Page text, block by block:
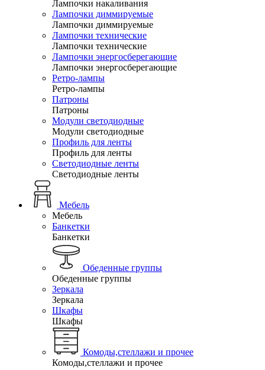
Лампочки накаливания
Лампочки диммируемые
Лампочки диммируемые
Лампочки технические
Лампочки технические
Лампочки энергосберегающие
Лампочки энергосберегающие
Ретро-лампы
Ретро-лампы
Патроны
Патроны
Модули светодиодные
Модули светодиодные
Профиль для ленты
Профиль для ленты
Светодиодные ленты
Светодиодные ленты
Мебель
Мебель
Банкетки
Банкетки
Обеденные группы
Обеденные группы
Зеркала
Зеркала
Шкафы
Шкафы
Комоды,стеллажи и прочее
Комоды,стеллажи и прочее